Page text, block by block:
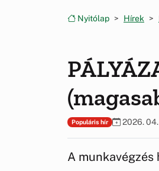
Nyitólap Hírek
Populáris hír 2026. 04.
A munkavégzés